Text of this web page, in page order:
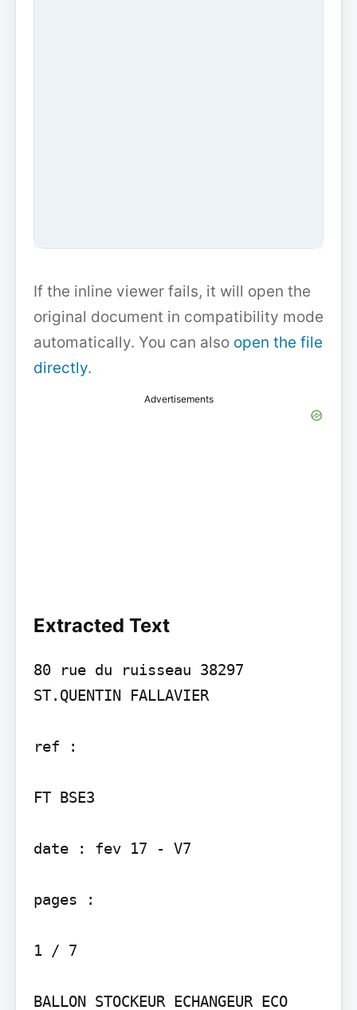
If the inline viewer fails, it will open the
original document in compatibility mode
automatically. You can also open the file
directly.
Advertisements
Extracted Text
80 rue du ruisseau 38297
ST.QUENTIN FALLAVIER
ref :
FT BSE3
date : fev 17 - V7
pages :
1 / 7
BALLON STOCKEUR ECHANGEUR ECO